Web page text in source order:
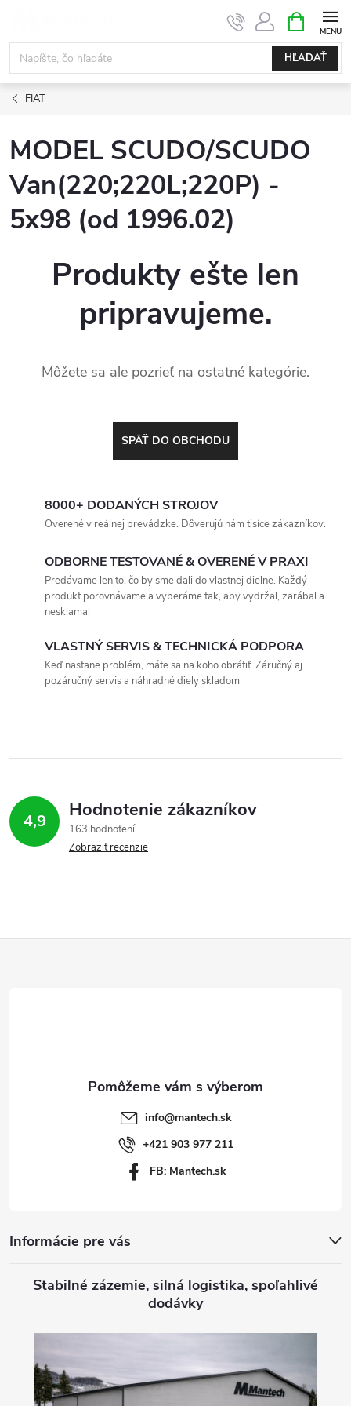
obsah
HĽADAŤ
KOŠÍK
FIAT
MODEL SCUDO/SCUDO
Van(220;220L;220P) -
5x98 (od 1996.02)
Produkty ešte len
pripravujeme.
Môžete sa ale pozrieť na ostatné kategórie.
SPÄŤ DO OBCHODU
8000+ DODANÝCH STROJOV
Overené v reálnej prevádzke. Dôverujú nám tisíce zákazníkov.
ODBORNE TESTOVANÉ & OVERENÉ V PRAXI
Predávame len to, čo by sme dali do vlastnej dielne. Každý
produkt porovnávame a vyberáme tak, aby vydržal, zarábal a
nesklamal
VLASTNÝ SERVIS & TECHNICKÁ PODPORA
Keď nastane problém, máte sa na koho obrátiť. Záručný aj
pozáručný servis a náhradné diely skladom
4,9 Hodnotenie zákazníkov
163 hodnotení
Zobraziť recenzie
info@mantech.sk
+421 903 977 211
FB: Mantech.sk
Informácie pre vás
Stabilné zázemie, silná logistika, spoľahlivé
dodávky